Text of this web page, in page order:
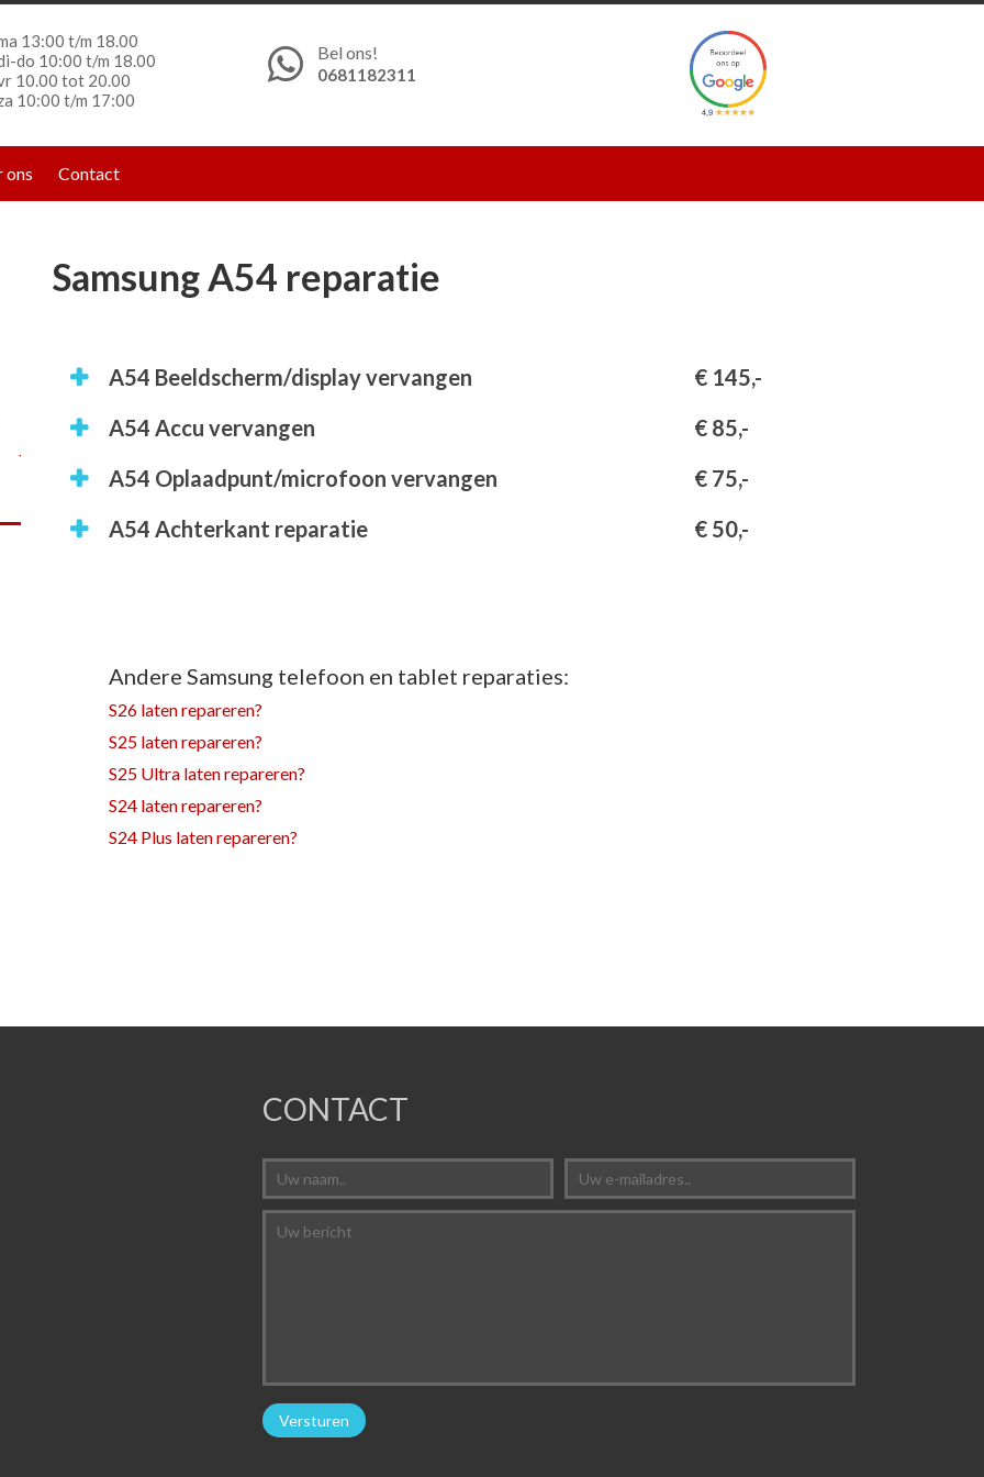
13:00 t/m 18.00
do 10:00 t/m 18.00
10.00 tot 20.00
10:00 t/m 17:00
Bel ons!
0681182311
ons Contact
Samsung A54 reparatie
A54 Beeldscherm/display vervangen
€ 145,-
A54 Accu vervangen
€ 85,-
A54 Oplaadpunt/microfoon vervangen
€ 75,-
A54 Achterkant reparatie
€ 50,-
Andere Samsung telefoon en tablet reparaties:
S26 laten repareren?
S25 laten repareren?
S25 Ultra laten repareren?
S24 laten repareren?
S24 Plus laten repareren?
CONTACT